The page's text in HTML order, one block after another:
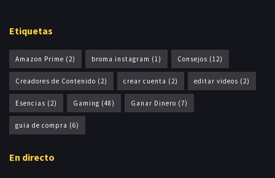
Etiquetas
Amazon Prime (2) broma instagram (1) Consejos (12)
Creadores de Contenido (2) crear cuenta (2) editar videos (2)
Esencias (2) Gaming (48) Ganar Dinero (7)
guia de compra (6)
En directo